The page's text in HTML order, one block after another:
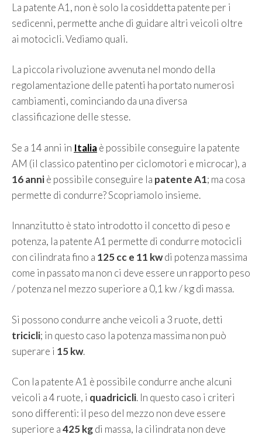
La patente A1, non è solo la cosiddetta patente per i
sedicenni, permette anche di guidare altri veicoli oltre
ai motocicli. Vediamo quali.
La piccola rivoluzione avvenuta nel mondo della
regolamentazione delle patenti ha portato numerosi
cambiamenti, cominciando da una diversa
classificazione delle stesse.
Se a 14 anni in Italiaè possibile conseguire la patente
AM (il classico patentino per ciclomotori e microcar), a
16 anniè possibile conseguire la patente A1; ma cosa
permette di condurre? Scopriamolo insieme.
Innanzitutto è stato introdotto il concetto di peso e
potenza, la patente A1 permette di condurre motocicli
con cilindrata fino a 125 cc e 11 kwdi potenza massima
come in passato ma non ci deve essere un rapporto peso
/ potenza nel mezzo superiore a 0,1 kw / kg di massa.
Si possono condurre anche veicoli a 3 ruote, detti
tricicli; in questo caso la potenza massima non può
superare i 15 kw.
Con la patente A1 è possibile condurre anche alcuni
veicoli a 4 ruote, i quadricicli. In questo caso i criteri
sono differenti: il peso del mezzo non deve essere
superiore a425 kgdi massa, la cilindrata non deve